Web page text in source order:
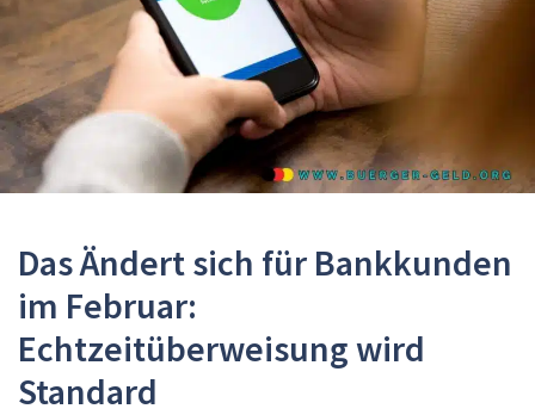
Das Ändert sich für Bankkunden
im Februar:
Echtzeitüberweisung wird
Standard